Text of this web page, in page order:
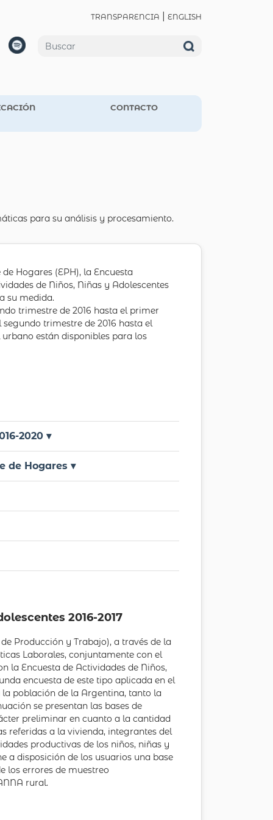
TRANSPARENCIA ENGLISH
CONTACTO
para su análisis y procesamiento.
Hogares (EPH), la Encuesta
de Niños, Niñas y Adolescentes
su medida.
trimestre de 2016 hasta el primer
trimestre de 2016 hasta el
están disponibles para los
2020 ▾
de Hogares ▾
2016-2017
Producción y Trabajo), a través de la
Laborales, conjuntamente con el
la Encuesta de Actividades de Niños,
encuesta de este tipo aplicada en el
población de la Argentina, tanto la
se presentan las bases de
preliminar en cuanto a la cantidad
referidas a la vivienda, integrantes del
productivas de los niños, niñas y
a disposición de los usuarios una base
los errores de muestreo
rural.